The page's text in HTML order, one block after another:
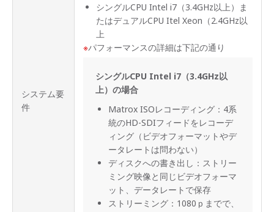
システム要
件
シングルCPU Intel i7（3.4GHz以上）ま
たはデュアルCPU Itel Xeon（2.4GHz以
上
パフォーマンスの詳細は下記の通り
シングルCPU Intel i7（3.4GHz以
上）の場合
Matrox ISOレコーディング：4系
統のHD-SDIフィードをレコーデ
ィング（ビデオフォーマットやデ
ータレートは問わない）
ディスクへの書き出し：ストリー
ミング映像と同じビデオフォーマ
ット、データレートで保存
ストリーミング：1080ｐまでで、